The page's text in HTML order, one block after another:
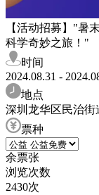
【活动招募】"暑
科学奇妙之旅！"
时间
2024.08.31 -
地点
深圳龙华区民治街
票种
余票张
浏览次数
2430次